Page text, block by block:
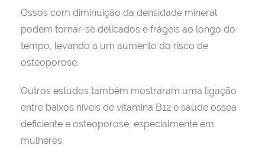
Ossos com diminuição da densidade mineral
podem tornar-se delicados e frágeis ao longo do
tempo, levando a um aumento do risco de
osteoporose.
Outros estudos também mostraram uma ligação
entre baixos níveis de vitamina B12 e saúde óssea
deficiente e osteoporose, especialmente em
mulheres.